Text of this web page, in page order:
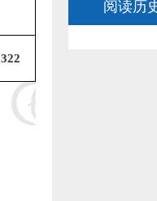
4.长乐源宏鳗业贸易有限
5.福建省星建水产养殖有限公
6.福建创源水产养殖有限公司
322
阅读历